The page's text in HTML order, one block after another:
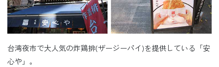
台湾夜市で大人気の炸鶏排(ザージーパイ)を提供している「安
心や」。